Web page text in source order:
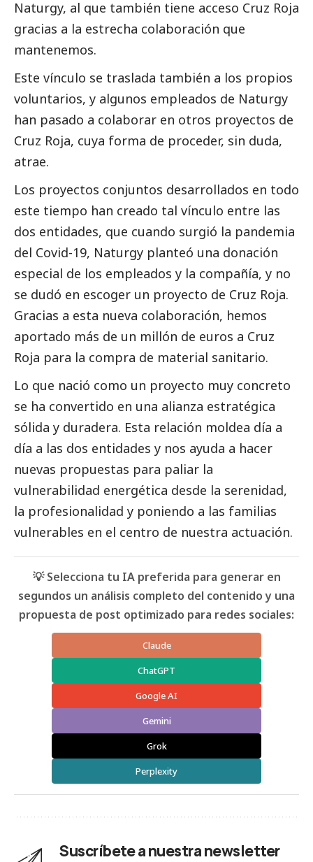
Naturgy, al que también tiene acceso Cruz Roja
gracias a la estrecha colaboración que
mantenemos.
Este vínculo se traslada también a los propios
voluntarios, y algunos empleados de Naturgy
han pasado a colaborar en otros proyectos de
Cruz Roja, cuya forma de proceder, sin duda,
atrae.
Los proyectos conjuntos desarrollados en todo
este tiempo han creado tal vínculo entre las
dos entidades, que cuando surgió la pandemia
del Covid-19, Naturgy planteó una donación
especial de los empleados y la compañía, y no
se dudó en escoger un proyecto de Cruz Roja.
Gracias a esta nueva colaboración, hemos
aportado más de un millón de euros a Cruz
Roja para la compra de material sanitario.
Lo que nació como un proyecto muy concreto
se ha convertido en una alianza estratégica
sólida y duradera. Esta relación moldea día a
día a las dos entidades y nos ayuda a hacer
nuevas propuestas para paliar la
vulnerabilidad energética desde la serenidad,
la profesionalidad y poniendo a las familias
vulnerables en el centro de nuestra actuación.
💡 Selecciona tu IA preferida para generar en
segundos un análisis completo del contenido y una
propuesta de post optimizado para redes sociales:
Claude
ChatGPT
Google AI
Gemini
Grok
Perplexity
Suscríbete a nuestra newsletter